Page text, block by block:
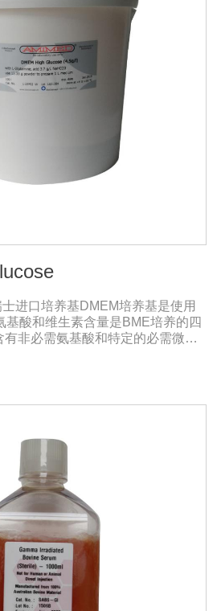
胞培养基的缓冲物为磷酸钠，并不
值。昆虫细胞培养基不需添加酸碱
白质水解产物的昆虫细胞培养基呈
的渗透压与脊椎动物的渗透压相差
的两倍。因而昆虫细胞培养基的渗
kg，脊椎动物细胞培养基为290-
酰胺和葡萄糖哺乳动物细胞培养过
和葡萄糖会导致产生过量的铵盐和
积累通常是受抑制的。
进口培养基DMEM培养基是使用
基酸和维生素含量是BME培养的四
非必需氨基酸和特定的必需微量
mg/L，高糖DMEM培养基葡萄糖的
早期用来培养鼠胚胎细胞。如今
普通和转化的鼠细胞和鸡细胞的